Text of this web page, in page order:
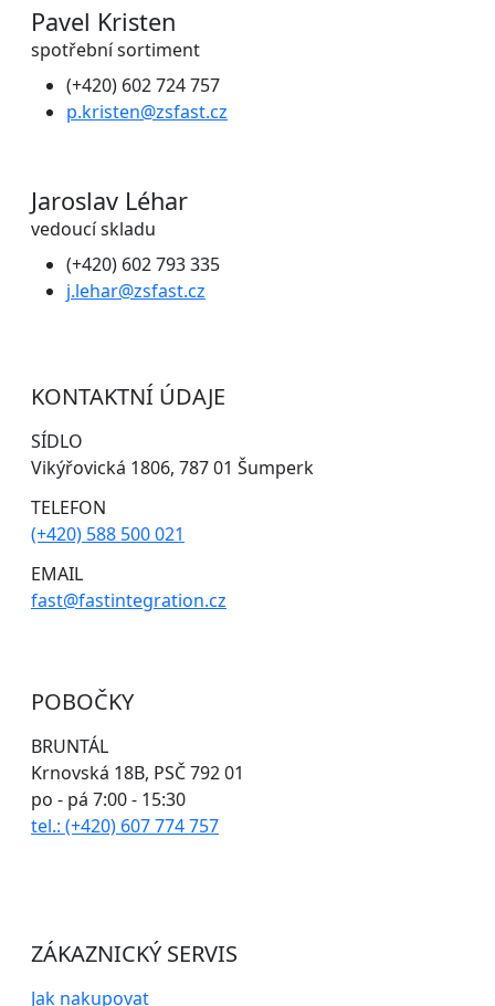
Pavel Kristen
spotřební sortiment
(+420) 602 724 757
p.kristen@zsfast.cz
Jaroslav Léhar
vedoucí skladu
(+420) 602 793 335
j.lehar@zsfast.cz
KONTAKTNÍ ÚDAJE
SÍDLO
Vikýřovická 1806, 787 01 Šumperk
TELEFON
(+420) 588 500 021
EMAIL
fast@fastintegration.cz
POBOČKY
BRUNTÁL
Krnovská 18B, PSČ 792 01
po - pá 7:00 - 15:30
tel.: (+420) 607 774 757
ZÁKAZNICKÝ SERVIS
Jak nakupovat